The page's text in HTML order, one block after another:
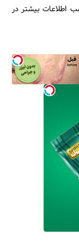
برای کسب اطلاعات بیشتر در